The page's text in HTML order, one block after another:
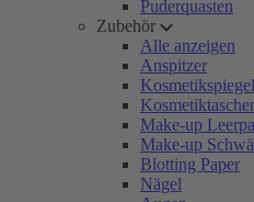
Puderquasten
Zubehör
Alle anzeigen
Anspitzer
Make-up
Make-up
Blotting Paper
Nägel